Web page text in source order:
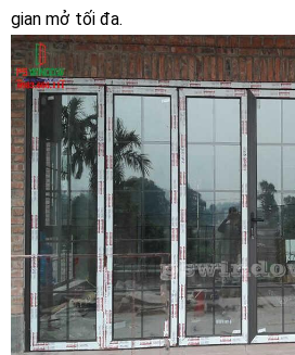
gian mở tối đa.